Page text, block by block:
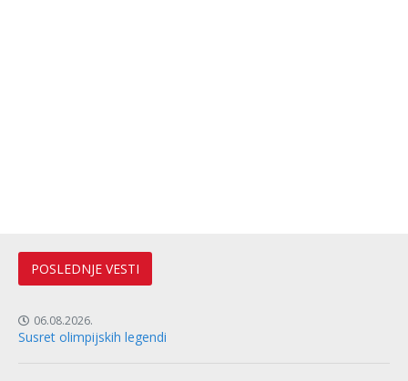
POSLEDNJE VESTI
06.08.2026.
Susret olimpijskih legendi